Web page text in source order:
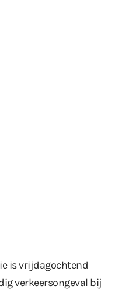
is vrijdagochtend
verkeersongeval bij